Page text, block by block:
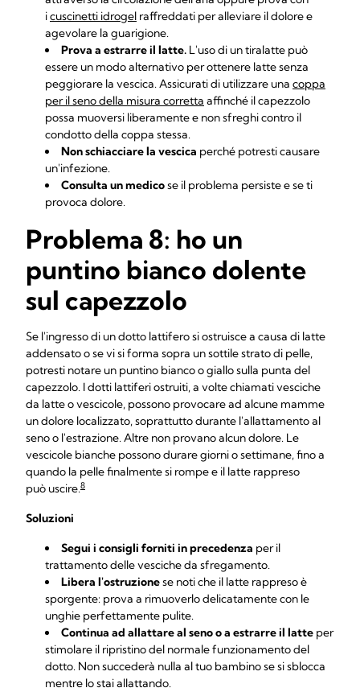
icuscinetti idrogel raffreddati per alleviare il dolore e
agevolare la guarigione.
Prova a estrarre il latte. L'uso di un tiralatte può
essere un modo alternativo per ottenere latte senza
peggiorare la vescica. Assicurati di utilizzare una coppa
per il seno della misura corretta affinché il capezzolo
possa muoversi liberamente e non sfreghi contro il
condotto della coppa stessa.
Non schiacciare la vescica perché potresti causare
un'infezione.
Consulta un medicose il problema persiste e se ti
provoca dolore.
Problema 8: ho un
puntino bianco dolente
sul capezzolo
Se l'ingresso di un dotto lattifero si ostruisce a causa di latte
addensato o se vi si forma sopra un sottile strato di pelle,
potresti notare un puntino bianco o giallo sulla punta del
capezzolo. I dotti lattiferi ostruiti, a volte chiamati vesciche
da latte o vescicole, possono provocare ad alcune mamme
un dolore localizzato, soprattutto durante l'allattamento al
seno o l'estrazione. Altre non provano alcun dolore. Le
vescicole bianche possono durare giorni o settimane, fino a
quando la pelle finalmente si rompe e il latte rappreso
può uscire.8
Soluzioni
Segui i consigli forniti in precedenza per il
trattamento delle vesciche da sfregamento.
Libera l'ostruzionese noti che il latte rappreso è
sporgente: prova a rimuoverlo delicatamente con le
unghie perfettamente pulite.
Continua ad allattare al seno o a estrarre il latte per
stimolare il ripristino del normale funzionamento del
dotto. Non succederà nulla al tuo bambino se si sblocca
mentre lo stai allattando.